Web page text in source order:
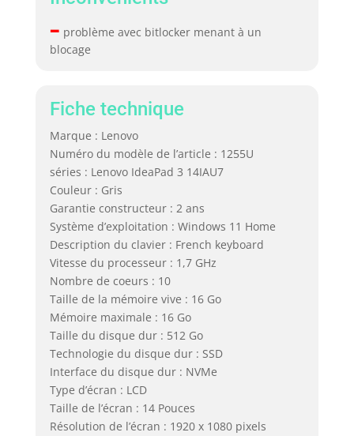
– problème avec bitlocker menant à un
blocage
Fiche technique
Marque : Lenovo
Numéro du modèle de l’article : 1255U
séries : Lenovo IdeaPad 3 14IAU7
Couleur : Gris
Garantie constructeur : 2 ans
Système d’exploitation : Windows 11 Home
Description du clavier : French keyboard
Vitesse du processeur : 1,7 GHz
Nombre de coeurs : 10
Taille de la mémoire vive : 16 Go
Mémoire maximale : 16 Go
Taille du disque dur : 512 Go
Technologie du disque dur : SSD
Interface du disque dur : NVMe
Type d’écran : LCD
Taille de l’écran : 14 Pouces
Résolution de l’écran : 1920 x 1080 pixels